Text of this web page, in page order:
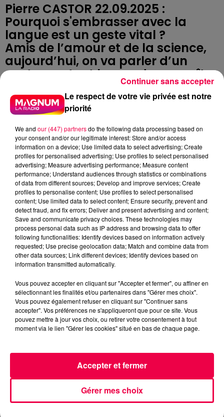
Pierre CASTOR 22.09.2025 :
Pourquoi s'embrasser avec la
langue est un geste vital ?
Amis de l’amour et de la science,
aujourd’hui, on va parler d’un
geste que tout le monde connaît
mais dont on ignore souvent
l’utilité profonde : le baiser avec la
langue ! Oui, la fameuse galoche,
roulage de pelle, ou pour les
Américains, le french kiss. Et
attention, ce n’est pas juste une
affaire de romantisme… c’est un
geste vital !
Eh oui, ce n’est pas moi qui le dis
mais des chercheurs de
l’université de Kent. Ils ont observé
que, partout sur la planète, dans
quasiment toutes les cultures, on
retrouve ce baiser particulier.
Alors si tout le monde le fait, c’est
qu’il y a une raison plus profonde
qu’un simple "je t’aime".
En fait, quand on s’embrasse avec
la langue, on s’échange… de la
salive. Shlup ! Et cette salive est
cocktail buccal, il y a des
hormones, des traces de stress, le
relevé du compte chèque et même
des indices sur notre système
Le respect de votre vie privée est notre
priorité
We and our (447) partnersdo the following data processing based on
your consent and/or our legitimate interest: Store and/or access
information on a device; Use limited data to select advertising; Create
profiles for personalised advertising; Use profiles to select personalised
advertising; Measure advertising performance; Measure content
performance; Understand audiences through statistics or combinations
of data from different sources; Develop and improve services; Create
profiles to personalise content; Use profiles to select personalised
content; Use limited data to select content; Ensure security, prevent and
detect fraud, and fix errors; Deliver and present advertising and content;
Save and communicate privacy choices. These technologies may
process personal data such as IP address and browsing data to offer
following functionalities: Identify devices based on information actively
requested; Use precise geolocation data; Match and combine data from
other data sources; Link different devices; Identify devices based on
information transmitted automatically.
Vous pouvez accepter en cliquant sur "Accepter et fermer", ou affiner en
sélectionnant les finalités et/ou partenaires dans "Gérer mes choix".
Vous pouvez également refuser en cliquant sur "Continuer sans
accepter". Vos préférences ne s'appliqueront que pour ce site. Vous
pouvez mettre à jour vos choix, ou retirer votre consentement à tout
moment via le lien "Gérer les cookies" situé en bas de chaque page.
Gérer mes choix
Accepter et fermer
Continuer sans accepter